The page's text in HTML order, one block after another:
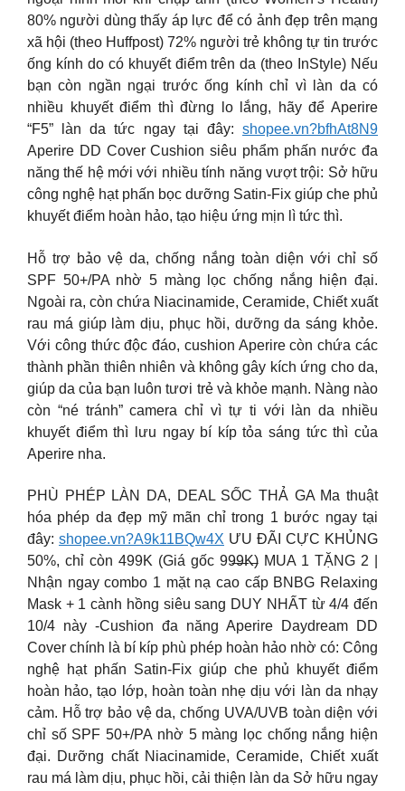
80% người dùng thấy áp lực để có ảnh đẹp trên mạng
xã hội (theo Huffpost) 72% người trẻ không tự tin trước
ống kính do có khuyết điểm trên da (theo InStyle) Nếu
bạn còn ngần ngại trước ống kính chỉ vì làn da có
nhiều khuyết điểm thì đừng lo lắng, hãy để Aperire
“F5” làn da tức ngay tại đây: shopee.vn?bfhAt8N9
Aperire DD Cover Cushion siêu phẩm phấn nước đa
năng thế hệ mới với nhiều tính năng vượt trội: Sở hữu
công nghệ hạt phấn bọc dưỡng Satin-Fix giúp che phủ
khuyết điểm hoàn hảo, tạo hiệu ứng mịn lì tức thì.
Hỗ trợ bảo vệ da, chống nắng toàn diện với chỉ số
SPF 50+/PA nhờ 5 màng lọc chống nắng hiện đại.
Ngoài ra, còn chứa Niacinamide, Ceramide, Chiết xuất
rau má giúp làm dịu, phục hồi, dưỡng da sáng khỏe.
Với công thức độc đáo, cushion Aperire còn chứa các
thành phần thiên nhiên và không gây kích ứng cho da,
giúp da của bạn luôn tươi trẻ và khỏe mạnh. Nàng nào
còn “né tránh” camera chỉ vì tự ti với làn da nhiều
khuyết điểm thì lưu ngay bí kíp tỏa sáng tức thì của
Aperire nha.
PHÙ PHÉP LÀN DA, DEAL SỐC THẢ GA Ma thuật
hóa phép da đẹp mỹ mãn chỉ trong 1 bước ngay tại
đây: shopee.vn?A9k11BQw4X ƯU ĐÃI CỰC KHỦNG
50%, chỉ còn 499K (Giá gốc 99̶9̶̶̶K̶) MUA 1 TẶNG 2 |
Nhận ngay combo 1 mặt nạ cao cấp BNBG Relaxing
Mask + 1 cành hồng siêu sang DUY NHẤT từ 4/4 đến
10/4 này -Cushion đa năng Aperire Daydream DD
Cover chính là bí kíp phù phép hoàn hảo nhờ có: Công
nghệ hạt phấn Satin-Fix giúp che phủ khuyết điểm
hoàn hảo, tạo lớp, hoàn toàn nhẹ dịu với làn da nhạy
cảm. Hỗ trợ bảo vệ da, chống UVA/UVB toàn diện với
chỉ số SPF 50+/PA nhờ 5 màng lọc chống nắng hiện
đại. Dưỡng chất Niacinamide, Ceramide, Chiết xuất
rau má làm dịu, phục hồi, cải thiện làn da Sở hữu ngay